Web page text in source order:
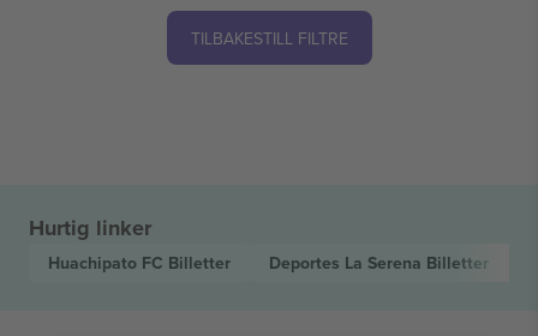
TILBAKESTILL FILTRE
Hurtig linker
Huachipato FC Billetter Deportes La Serena Billetter